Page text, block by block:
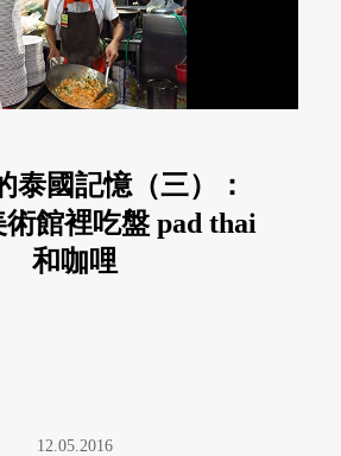
泰國記憶（三）：
館裡吃盤 pad thai
和咖哩
12.05.2016